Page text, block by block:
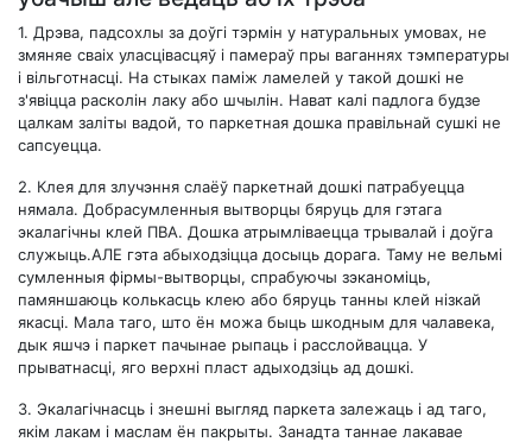
1. Дрэва, падсохлы за доўгі тэрмін у натуральных умовах, не
змяняе сваіх уласцівасцяў і памераў пры ваганнях тэмпературы
і вільготнасці. На стыках паміж ламелей у такой дошкі не
з'явіцца расколін лаку або шчылін. Нават калі падлога будзе
цалкам заліты вадой, то паркетная дошка правільнай сушкі не
сапсуецца.
2. Клея для злучэння слаёў паркетнай дошкі патрабуецца
нямала. Добрасумленныя вытворцы бяруць для гэтага
экалагічны клей ПВА. Дошка атрымліваецца трывалай і доўга
служыць.АЛЕ гэта абыходзіцца досыць дорага. Таму не вельмі
сумленныя фірмы-вытворцы, спрабуючы зэканоміць,
памяншаюць колькасць клею або бяруць танны клей нізкай
якасці. Мала таго, што ён можа быць шкодным для чалавека,
дык яшчэ і паркет пачынае рыпаць і расслойвацца. У
прыватнасці, яго верхні пласт адыходзіць ад дошкі.
3. Экалагічнасць і знешні выгляд паркета залежаць і ад таго,
якім лакам і маслам ён пакрыты. Занадта таннае лакавае